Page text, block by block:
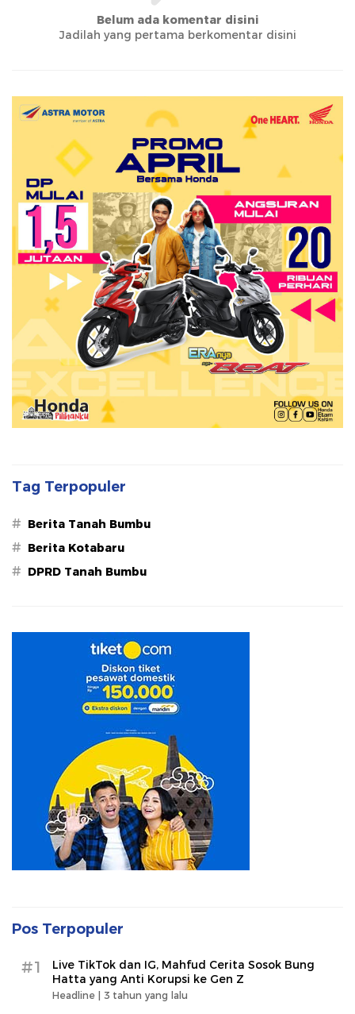
Belum ada komentar disini
Jadilah yang pertama berkomentar disini
Tag Terpopuler
# Berita Tanah Bumbu
# Berita Kotabaru
# DPRD Tanah Bumbu
Pos Terpopuler
#1
Live TikTok dan IG, Mahfud Cerita Sosok Bung
Hatta yang Anti Korupsi ke Gen Z
Headline | 3 tahun yang lalu